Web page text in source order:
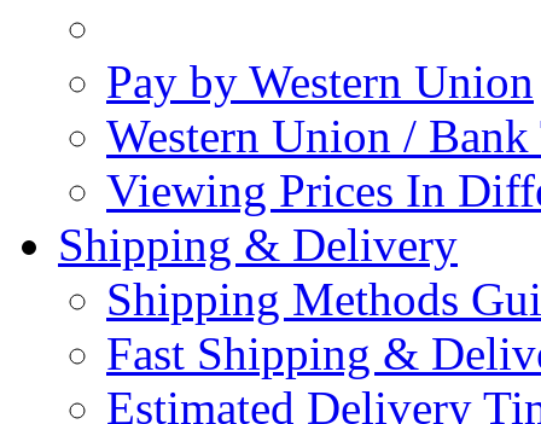
Pay by Western Union
Western Union / Bank
Viewing Prices In
Shipping & Delivery
Shipping Methods
Fast Shipping &
Estimated Delivery